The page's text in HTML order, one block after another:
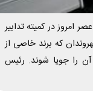
امروز در کمیته تدابیر
که برند خاصی از
از طریق سامانه ۱۹۰ محل توزیع آن را جویا شوند. رئیس